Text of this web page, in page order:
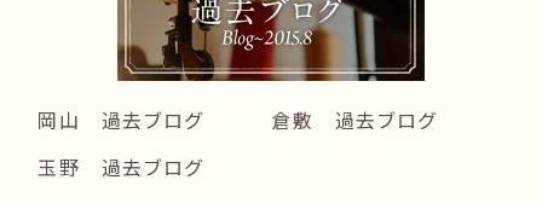
岡山 過去ブログ
倉敷 過去ブログ
玉野 過去ブログ